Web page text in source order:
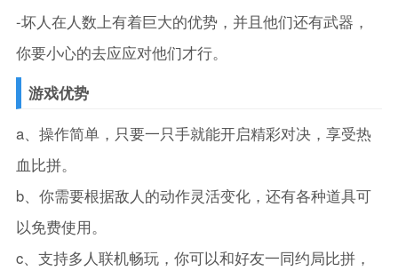
-坏人在人数上有着巨大的优势，并且他们还有武器，
你要小心的去应应对他们才行。
游戏优势
a、操作简单，只要一只手就能开启精彩对决，享受热
血比拼。
b、你需要根据敌人的动作灵活变化，还有各种道具可
以免费使用。
c、支持多人联机畅玩，你可以和好友一同约局比拼，